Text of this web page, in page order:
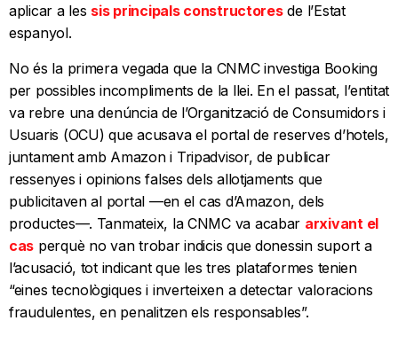
aplicar a les sis principals constructoresde l’Estat
espanyol.
No és la primera vegada que la CNMC investiga Booking
per possibles incompliments de la llei. En el passat, l’entitat
va rebre una denúncia de l’Organització de Consumidors i
Usuaris (OCU) que acusava el portal de reserves d’hotels,
juntament amb Amazon i Tripadvisor, de publicar
ressenyes i opinions falses dels allotjaments que
publicitaven al portal —en el cas d’Amazon, dels
productes—. Tanmateix, la CNMC va acabar arxivant el
cas perquè no van trobar indicis que donessin suport a
l’acusació, tot indicant que les tres plataformes tenien
“eines tecnològiques i inverteixen a detectar valoracions
fraudulentes, en penalitzen els responsables”.